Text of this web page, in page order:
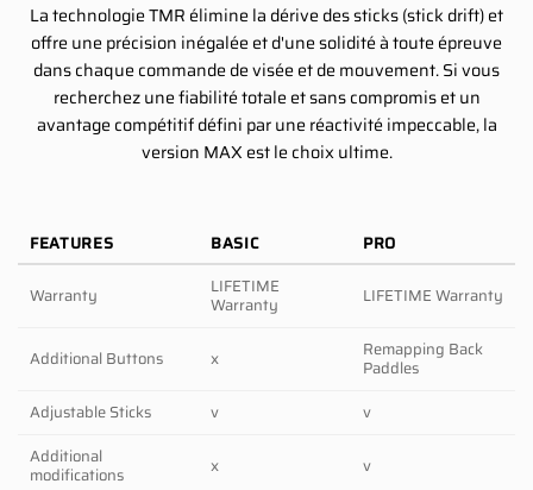
La technologie TMR élimine la dérive des sticks (stick drift) et
offre une précision inégalée et d'une solidité à toute épreuve
dans chaque commande de visée et de mouvement. Si vous
recherchez une fiabilité totale et sans compromis et un
avantage compétitif défini par une réactivité impeccable, la
version MAX est le choix ultime.
FEATURES BASIC PRO
Warranty LIFETIME
Warranty LIFETIME Warranty
Additional Buttons x Remapping Back
Paddles
Adjustable Sticks
v
v
Additional
modifications x v